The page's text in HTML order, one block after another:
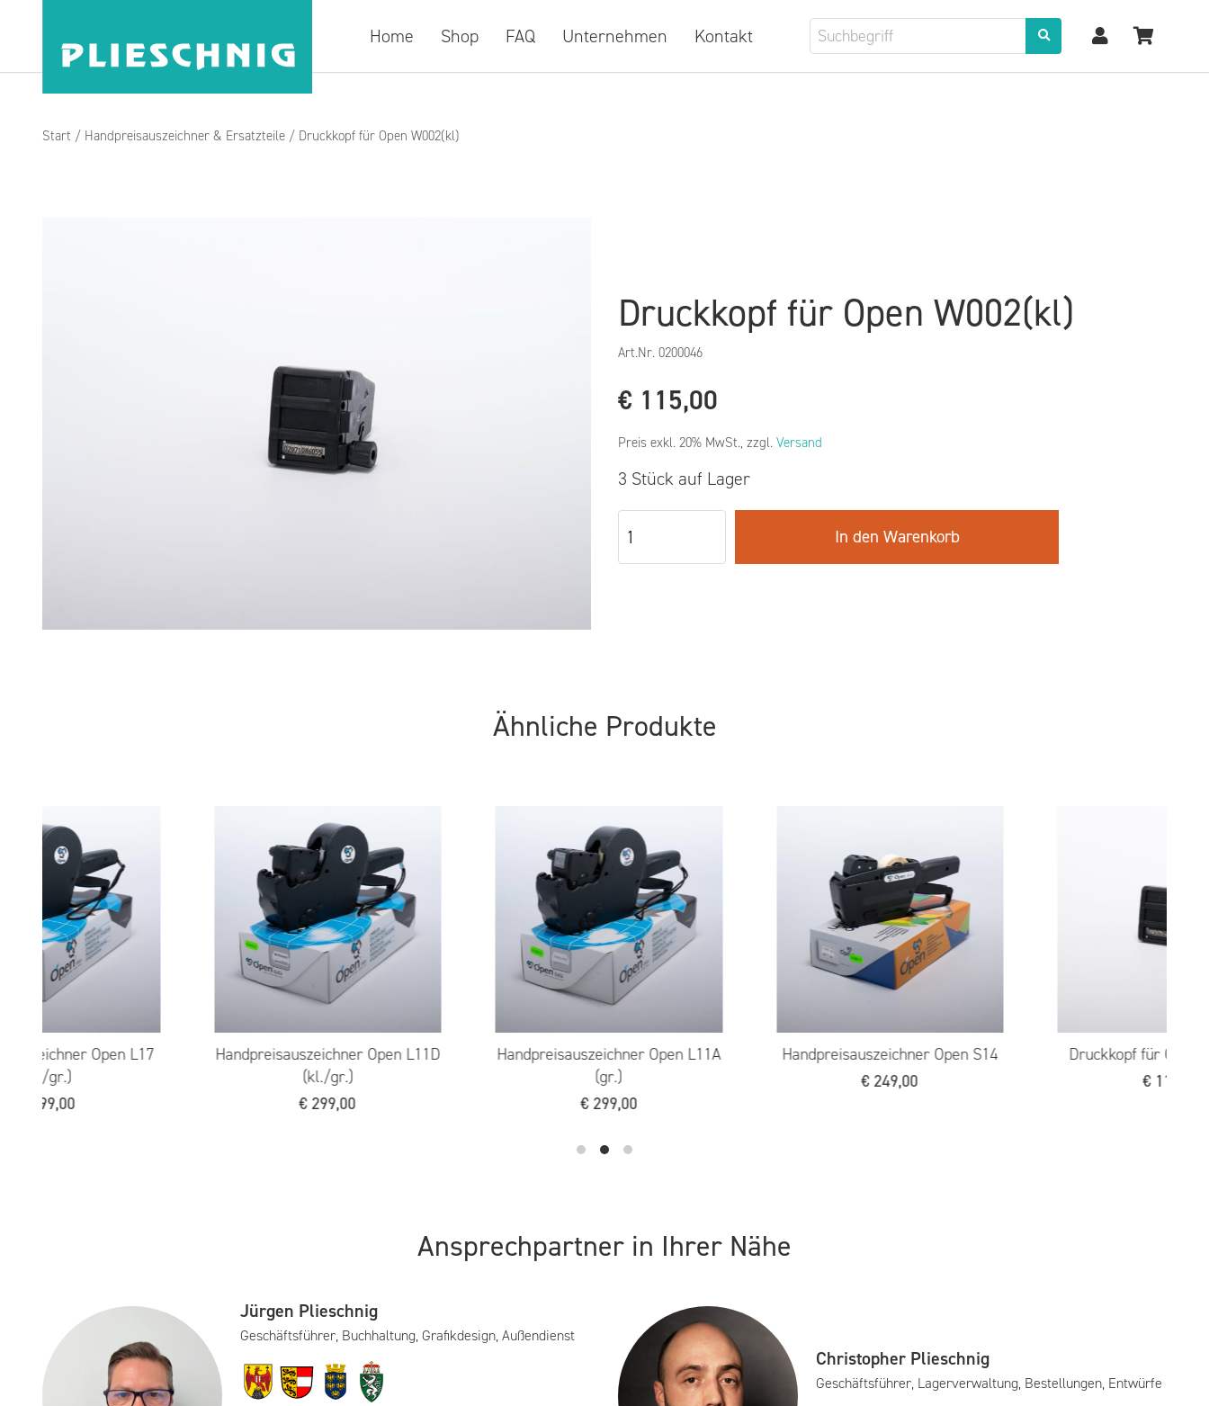
Home Shop FAQ Unternehmen Kontakt
Start / Handpreisauszeichner & Ersatzteile / Druckkopf für Open W002(kl)
Druckkopf für Open W002(kl)
Art.Nr. 0200046
€ 115,00
Preis exkl. 20% MwSt., zzgl. Versand
3 Stück auf Lager
In den Warenkorb
Ähnliche Produkte
Open S14
249,00
Druckkopf für Open W002 (gr.)
115,00
Handpreisauszeichner Open L11
(kl./kl.)
299,00
Druckkopf für Open C6
85,00
Transportschlitten für
75,00
Ansprechpartner in Ihrer Nähe
Jürgen Plieschnig
Geschäftsführer, Buchhaltung, Grafikdesign, Außendienst
Christopher Plieschnig
Geschäftsführer, Lagerverwaltung, Bestellungen, Entwürfe